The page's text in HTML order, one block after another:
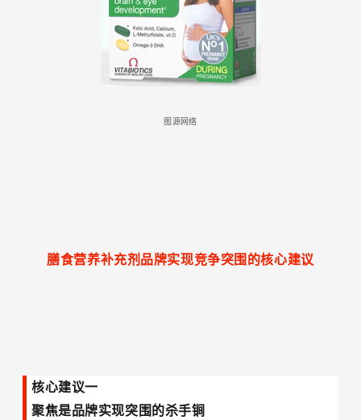
图源网络
膳食营养补充剂品牌实现竞争突围的核心建议
核心建议一
聚焦是品牌实现突围的杀手锏